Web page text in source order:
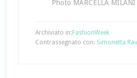
Photo MARCELLA MILANI
Archiviato in:FashionWeek
Contrassegnato con: Simonetta